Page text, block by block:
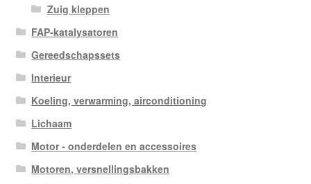
Zuig kleppen
FAP-katalysatoren
Gereedschapssets
Interieur
Koeling, verwarming, airconditioning
Lichaam
Motor - onderdelen en accessoires
Motoren, versnellingsbakken